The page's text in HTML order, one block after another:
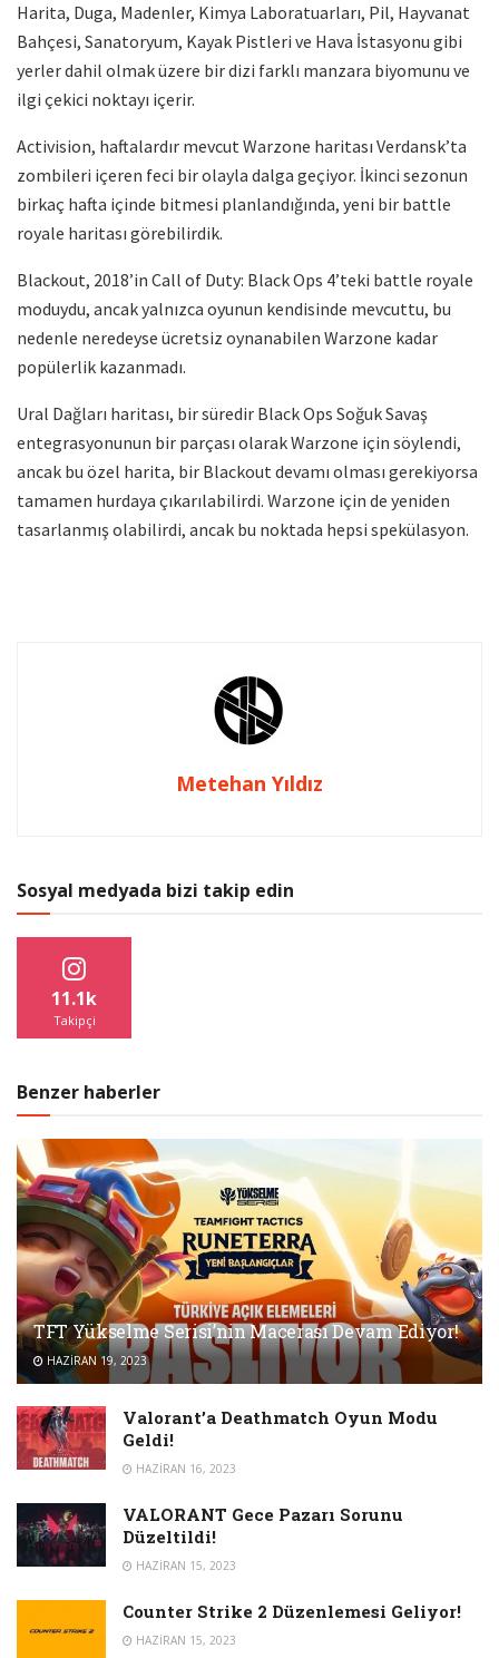
Harita, Duga, Madenler, Kimya Laboratuarları, Pil, Hayvanat
Bahçesi, Sanatoryum, Kayak Pistleri ve Hava İstasyonu gibi
yerler dahil olmak üzere bir dizi farklı manzara biyomunu ve
ilgi çekici noktayı içerir.
Activision, haftalardır mevcut Warzone haritası Verdansk’ta
zombileri içeren feci bir olayla dalga geçiyor. İkinci sezonun
birkaç hafta içinde bitmesi planlandığında, yeni bir battle
royale haritası görebilirdik.
Blackout, 2018’in Call of Duty: Black Ops 4’teki battle royale
moduydu, ancak yalnızca oyunun kendisinde mevcuttu, bu
nedenle neredeyse ücretsiz oynanabilen Warzone kadar
popülerlik kazanmadı.
Ural Dağları haritası, bir süredir Black Ops Soğuk Savaş
entegrasyonunun bir parçası olarak Warzone için söylendi,
ancak bu özel harita, bir Blackout devamı olması gerekiyorsa
tamamen hurdaya çıkarılabilirdi. Warzone için de yeniden
tasarlanmış olabilirdi, ancak bu noktada hepsi spekülasyon.
Metehan Yıldız
Sosyal medyada bizi takip edin
11.1k
Takipçi
Benzer haberler
TFT Yükselme Serisi’nin Macerası Devam Ediyor!
HAZIRAN 19, 2023
Valorant’a Deathmatch Oyun Modu
Geldi!
HAZIRAN 16, 2023
VALORANT Gece Pazarı Sorunu
Düzeltildi!
HAZIRAN 15, 2023
Counter Strike 2 Düzenlemesi Geliyor!
HAZIRAN 15, 2023